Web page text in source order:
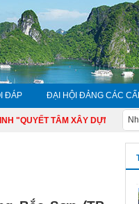
ĐÁP ĐẠI HỘI ĐẢNG CÁC
TÂM XÂY DỰNG VÀ